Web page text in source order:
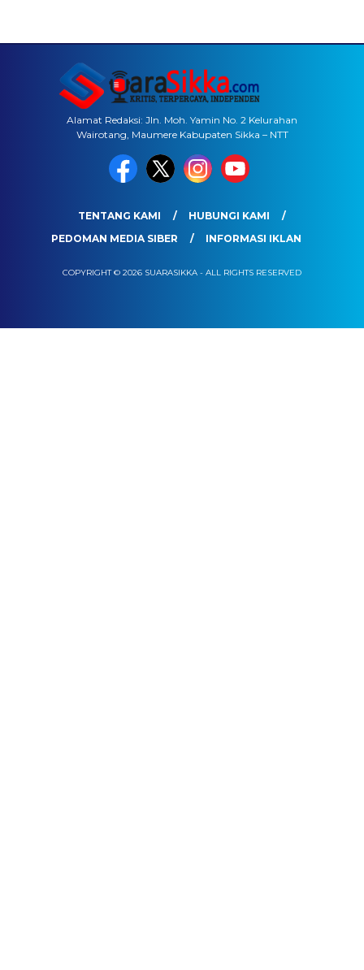
Alamat Redaksi: Jln. Moh. Yamin No. 2 Kelurahan
Wairotang, Maumere Kabupaten Sikka – NTT
TENTANG KAMI
HUBUNGI KAMI
PEDOMAN MEDIA SIBER
INFORMASI IKLAN
COPYRIGHT © 2026 SUARASIKKA - ALL RIGHTS RESERVED